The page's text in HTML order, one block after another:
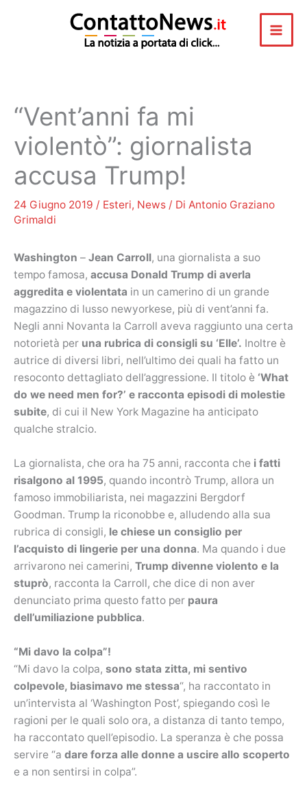
“Vent’anni fa mi
violentò”: giornalista
accusa Trump!
24 Giugno 2019 / Esteri, News / Di Antonio Graziano
Grimaldi
Washington – Jean Carroll, una giornalista a suo
tempo famosa, accusa Donald Trump di averla
aggredita e violentata in un camerino di un grande
magazzino di lusso newyorkese, più di vent’anni fa.
Negli anni Novanta la Carroll aveva raggiunto una certa
notorietà per una rubrica di consigli su ‘Elle’. Inoltre è
autrice di diversi libri, nell’ultimo dei quali ha fatto un
resoconto dettagliato dell’aggressione. Il titolo è ‘What
do we need men for?’ e racconta episodi di molestie
subite, di cui il New York Magazine ha anticipato
qualche stralcio.
La giornalista, che ora ha 75 anni, racconta che i fatti
risalgono al 1995, quando incontrò Trump, allora un
famoso immobiliarista, nei magazzini Bergdorf
Goodman. Trump la riconobbe e, alludendo alla sua
rubrica di consigli, le chiese un consiglio per
l’acquisto di lingerie per una donna. Ma quando i due
arrivarono nei camerini, Trump divenne violento e la
stuprò, racconta la Carroll, che dice di non aver
denunciato prima questo fatto per paura
dell’umiliazione pubblica.
“Mi davo la colpa”!
“Mi davo la colpa, sono stata zitta, mi sentivo
colpevole, biasimavo me stessa“, ha raccontato in
un’intervista al ‘Washington Post’, spiegando così le
ragioni per le quali solo ora, a distanza di tanto tempo,
ha raccontato quell’episodio. La speranza è che possa
servire “a dare forza alle donne a uscire allo scoperto
e a non sentirsi in colpa”.